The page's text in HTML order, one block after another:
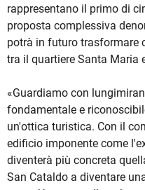
rappresentano il primo di
proposta complessiva
potrà in futuro trasformare
tra il quartiere Santa Maria
«Guardiamo con
fondamentale e
un'ottica turistica. Con il
edificio imponente come
diventerà più concreta
San Cataldo a diventare